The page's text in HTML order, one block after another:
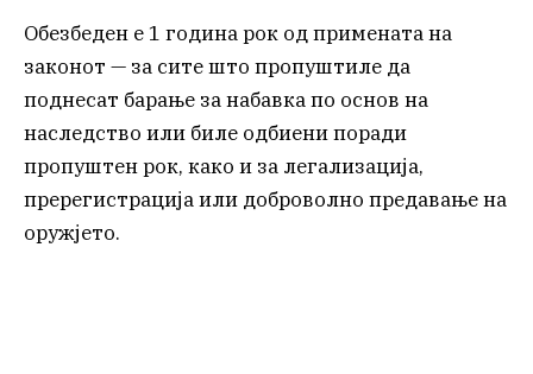
Обезбеден е 1 година рок од примената на
законот — за сите што пропуштиле да
поднесат барање за набавка по основ на
наследство или биле одбиени поради
пропуштен рок, како и за легализација,
пререгистрација или доброволно предавање на
оружјето.